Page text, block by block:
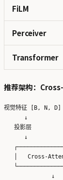
FiLM
Perceiver
Transformer
推荐架构：
视觉特征 [B, N,
↓
投影层
↓
│   Cross-
              ↓